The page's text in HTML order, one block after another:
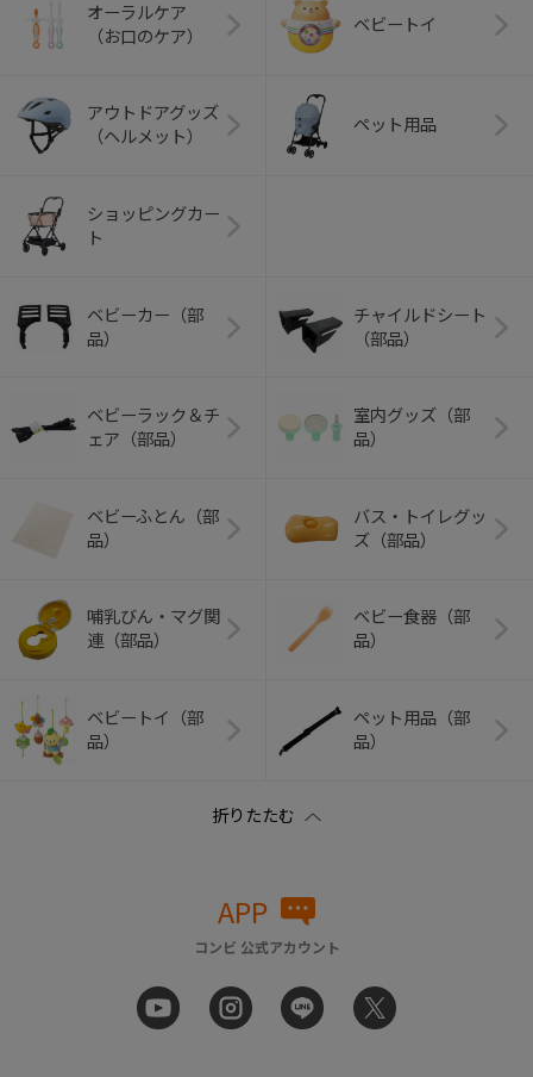
オーラルケア
（お口のケア）
ベビートイ
アウトドアグッズ
（ヘルメット）
ペット用品
ショッピングカー
ト
ベビーカー（部
品）
チャイルドシート
（部品）
ベビーラック＆チ
ェア（部品）
室内グッズ（部
品）
ベビーふとん（部
品）
バス・トイレグッ
ズ（部品）
哺乳びん・マグ関
連（部品）
ベビー食器（部
品）
ベビートイ（部
品）
ペット用品（部
品）
APP
コンビ 公式アカウント